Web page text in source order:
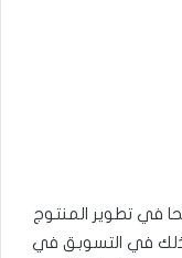
في تطوير المنتوج
ذلك في التسوبق في